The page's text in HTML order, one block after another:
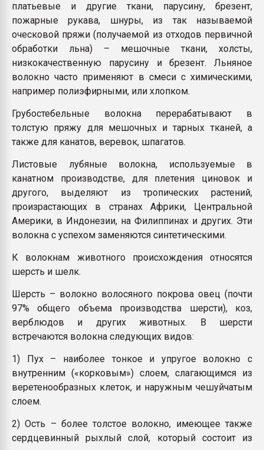
платьевые и другие ткани, парусину, брезент,
пожарные рукава, шнуры, из так называемой
оческовой пряжи (получаемой из отходов первичной
обработки льна) – мешочные ткани, холсты,
низкокачественную парусину и брезент. Льняное
волокно часто применяют в смеси с химическими,
например полиэфирными, или хлопком.
Грубостебельные волокна перерабатывают в
толстую пряжу для мешочных и тарных тканей, а
также для канатов, веревок, шпагатов.
Листовые лубяные волокна, используемые в
канатном производстве, для плетения циновок и
другого, выделяют из тропических растений,
произрастающих в странах Африки, Центральной
Америки, в Индонезии, на Филиппинах и других. Эти
волокна с успехом заменяются синтетическими.
К волокнам животного происхождения относятся
шерсть и шелк.
Шерсть – волокно волосяного покрова овец (почти
97% общего объема производства шерсти), коз,
верблюдов и других животных. В шерсти
встречаются волокна следующих видов:
1) Пух – наиболее тонкое и упругое волокно с
внутренним («корковым») слоем, слагающимся из
веретенообразных клеток, и наружным чешуйчатым
слоем.
2) Ость – более толстое волокно, имеющее также
сердцевинный рыхлый слой, который состоит из